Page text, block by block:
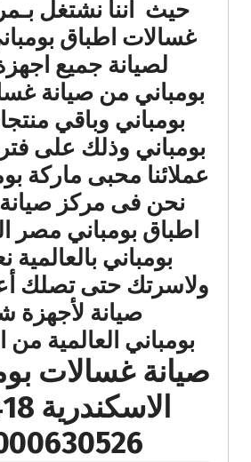
حيث اننا نشتغل
غسالات اطباق
لصيانة جميع
بومباني من صيانة
بومباني وباقي
عملائنا محبى ماركة
نحن فى مركز
اطباق بومباني مصر
بومباني
ولاسرتك حتى تصلك
صيانة لأجهزة
بومباني العالمية من
صيانة غسالات